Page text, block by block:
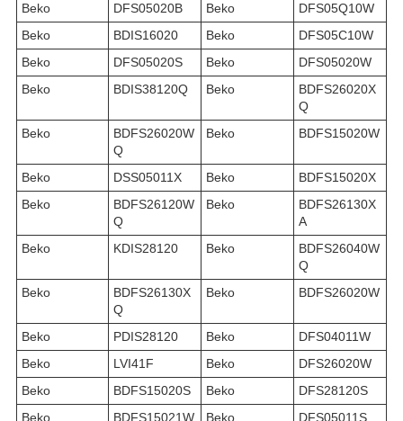
Beko
DFS05020B Beko
DFS05Q10W
Beko
BDIS16020 Beko
DFS05C10W
Beko
DFS05020S Beko
DFS05020W
Beko
BDIS38120Q Beko
BDFS26020X
Q
Beko
BDFS26020W
Q
Beko BDFS15020W
Beko DSS05011X Beko
BDFS15020X
Beko
BDFS26120W
Q
Beko
BDFS26130X
A
Beko
KDIS28120 Beko
BDFS26040W
Q
Beko
BDFS26130X
Q
Beko BDFS26020W
Beko PDIS28120 Beko
DFS04011W
Beko
LVI41F Beko
DFS26020W
Beko
BDFS15020S Beko
DFS28120S
Beko
BDFS15021W Beko DFS05011S